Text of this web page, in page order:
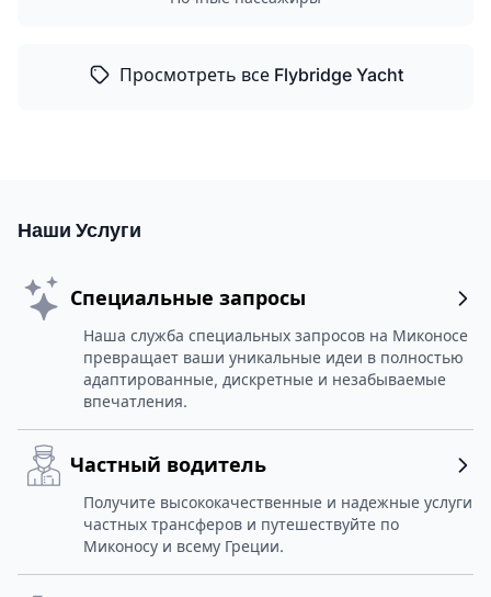
Просмотреть все Flybridge Yacht
Наши Услуги
Специальные запросы
Наша служба специальных запросов на Миконосе
превращает ваши уникальные идеи в полностью
адаптированные, дискретные и незабываемые
впечатления.
Частный водитель
Получите высококачественные и надежные услуги
частных трансферов и путешествуйте по
Миконосу и всему Греции.